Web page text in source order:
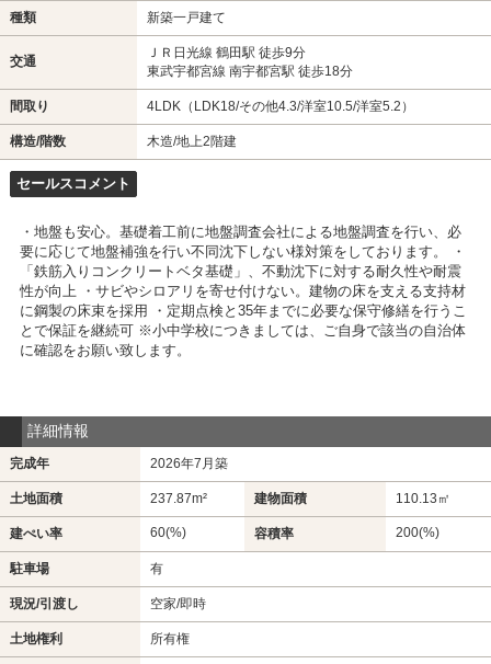
種類 新築一戸建て
交通
ＪＲ日光線 鶴田駅 徒歩9分
東武宇都宮線 南宇都宮駅 徒歩18分
間取り 4LDK（LDK18/その他4.3/洋室10.5/洋室5.2）
構造/階数 木造/地上2階建
セールスコメント
・地盤も安心。基礎着工前に地盤調査会社による地盤調査を行い、必
要に応じて地盤補強を行い不同沈下しない様対策をしております。 ・
「鉄筋入りコンクリートベタ基礎」、不動沈下に対する耐久性や耐震
性が向上 ・サビやシロアリを寄せ付けない。建物の床を支える支持材
に鋼製の床束を採用 ・定期点検と35年までに必要な保守修繕を行うこ
とで保証を継続可 ※小中学校につきましては、ご自身で該当の自治体
に確認をお願い致します。
詳細情報
完成年 2026年7月築
土地面積 237.87m² 建物面積 110.13㎡
建ぺい率 60(%) 容積率 200(%)
駐車場 有
現況/引渡し 空家/即時
土地権利 所有権